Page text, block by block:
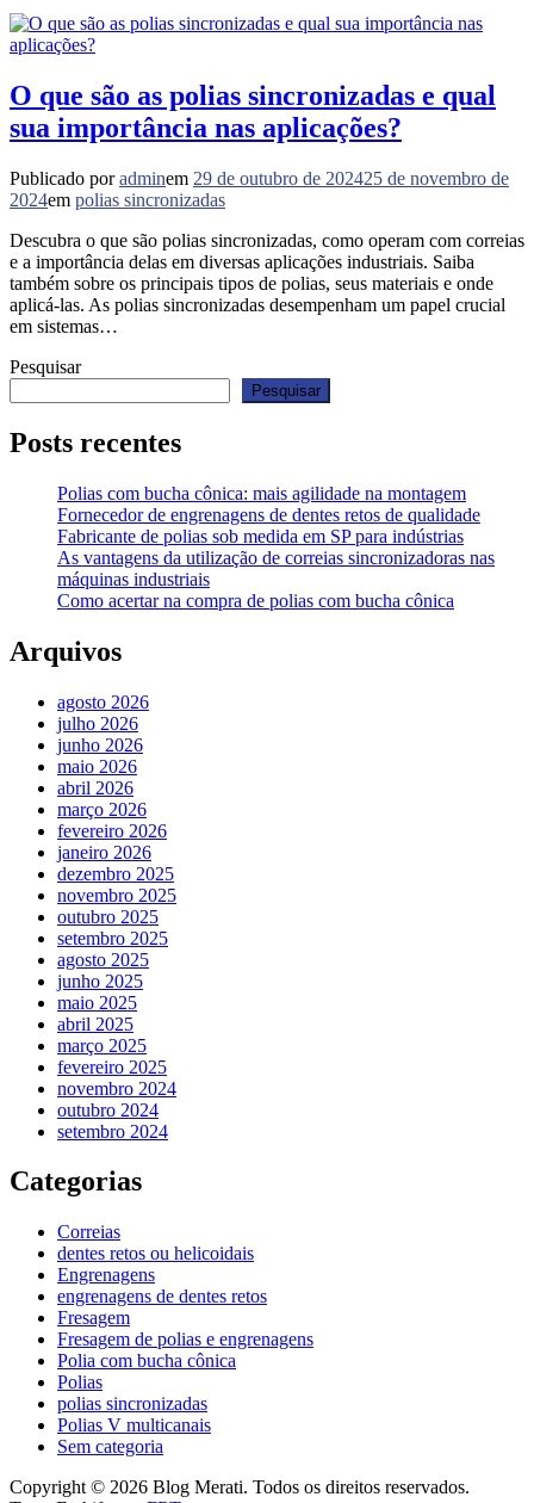
O que são as polias sincronizadas e qual
sua importância nas aplicações?
Publicado poradminem 29 de outubro de 202425 de novembro de
2024em polias sincronizadas
Descubra o que são polias sincronizadas, como operam com correias
e a importância delas em diversas aplicações industriais. Saiba
também sobre os principais tipos de polias, seus materiais e onde
aplicá-las. As polias sincronizadas desempenham um papel crucial
em sistemas…
Pesquisar
Pesquisar
Posts recentes
Polias com bucha cônica: mais agilidade na montagem
Fornecedor de engrenagens de dentes retos de qualidade
Fabricante de polias sob medida em SP para indústrias
As vantagens da utilização de correias sincronizadoras nas
máquinas industriais
Como acertar na compra de polias com bucha cônica
Arquivos
agosto 2026
julho 2026
junho 2026
maio 2026
abril 2026
março 2026
fevereiro 2026
janeiro 2026
dezembro 2025
novembro 2025
outubro 2025
setembro 2025
agosto 2025
junho 2025
maio 2025
abril 2025
março 2025
fevereiro 2025
novembro 2024
outubro 2024
setembro 2024
Categorias
Correias
dentes retos ou helicoidais
Engrenagens
engrenagens de dentes retos
Fresagem
Fresagem de polias e engrenagens
Polia com bucha cônica
Polias
polias sincronizadas
Polias V multicanais
Sem categoria
Copyright © 2026 Blog Merati. Todos os direitos reservados.